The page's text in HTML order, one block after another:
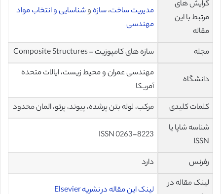
گرایش های
مرتبط با این
مقاله
مدیریت ساخت،سازه وشناسایی و انتخاب مواد
مهندسی
مجله سازه های کامپوزیت – Composite Structures
دانشگاه
مهندسی عمران و محیط زیست، ایالات متحده
آمریکا
کلمات کلیدی
مرکب، لوله بتن پرشده، پیوند، پرتو، المان محدود
شناسه شاپا یا
ISSN
ISSN 0263-8223
رفرنس
دارد
لینک مقاله در
لینک این مقاله در نشریه Elsevier